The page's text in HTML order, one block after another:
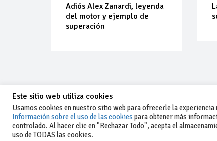
Adiós Alex Zanardi, leyenda
del motor y ejemplo de
superación
-Aviso legal y condiciones
Este sitio web utiliza cookies
Usamos cookies en nuestro sitio web para ofrecerle la
Información sobre el uso de las cookies para obtener más
controlado. Al hacer clic en "Rechazar Todo", acepta el
uso de TODAS las cookies.